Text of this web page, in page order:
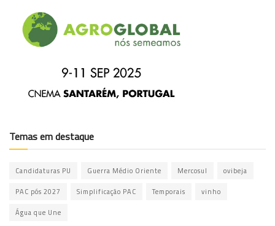
Temas em destaque
Candidaturas PU Guerra Médio Oriente Mercosul ovibeja
PAC pós 2027 Simplificação PAC Temporais vinho
Água que Une